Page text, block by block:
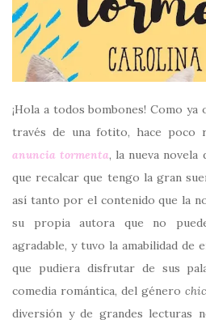
¡Hola a todos bombones! Como ya
través de una fotito, hace poco
anuncia tormenta, la nueva novela
que recalcar que tengo la gran
así tanto por el contenido que la
su propia autora que no
agradable, y tuvo la amabilidad de
que pudiera disfrutar de sus
comedia romántica, del género
diversión y de grandes lecturas